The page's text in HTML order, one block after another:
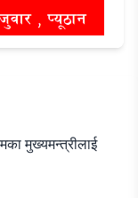
मुख्यमन्त्रीलाई